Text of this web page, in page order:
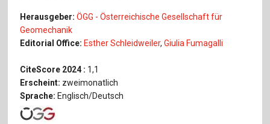
Herausgeber:ÖGG - Österreichische Gesellschaft für
Geomechanik
Editorial Office: Esther Schleidweiler,Giulia Fumagalli
CiteScore 2024 : 1,1
Erscheint: zweimonatlich
Sprache: Englisch/Deutsch